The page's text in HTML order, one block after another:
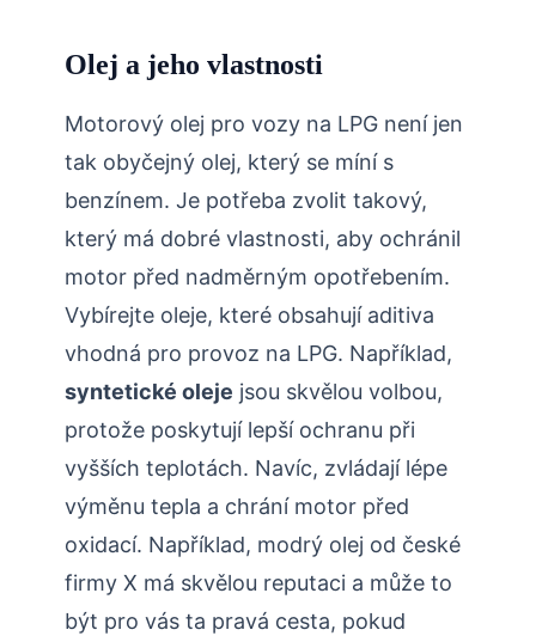
Olej a jeho vlastnosti
Motorový olej pro vozy na LPG není jen
tak obyčejný olej, který se míní s
benzínem. Je potřeba zvolit takový,
který má dobré vlastnosti, aby ochránil
motor před nadměrným opotřebením.
Vybírejte oleje, které obsahují aditiva
vhodná pro provoz na LPG. Například,
syntetické oleje jsou skvělou volbou,
protože poskytují lepší ochranu při
vyšších teplotách. Navíc, zvládají lépe
výměnu tepla a chrání motor před
oxidací. Například, modrý olej od české
firmy X má skvělou reputaci a může to
být pro vás ta pravá cesta, pokud